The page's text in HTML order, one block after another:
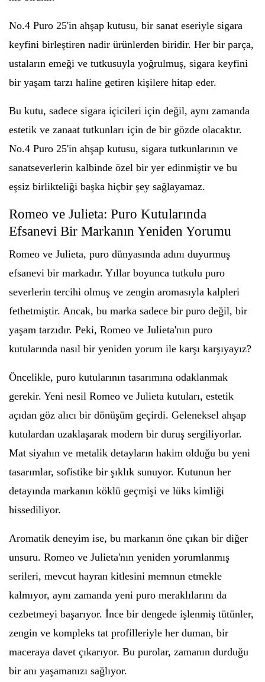
No.4 Puro 25'in ahşap kutusu, bir sanat eseriyle sigara
keyfini birleştiren nadir ürünlerden biridir. Her bir parça,
ustaların emeği ve tutkusuyla yoğrulmuş, sigara keyfini
bir yaşam tarzı haline getiren kişilere hitap eder.
Bu kutu, sadece sigara içicileri için değil, aynı zamanda
estetik ve zanaat tutkunları için de bir gözde olacaktır.
No.4 Puro 25'in ahşap kutusu, sigara tutkunlarının ve
sanatseverlerin kalbinde özel bir yer edinmiştir ve bu
eşsiz birlikteliği başka hiçbir şey sağlayamaz.
Romeo ve Julieta: Puro Kutularında
Efsanevi Bir Markanın Yeniden Yorumu
Romeo ve Julieta, puro dünyasında adını duyurmuş
efsanevi bir markadır. Yıllar boyunca tutkulu puro
severlerin tercihi olmuş ve zengin aromasıyla kalpleri
fethetmiştir. Ancak, bu marka sadece bir puro değil, bir
yaşam tarzıdır. Peki, Romeo ve Julieta'nın puro
kutularında nasıl bir yeniden yorum ile karşı karşıyayız?
Öncelikle, puro kutularının tasarımına odaklanmak
gerekir. Yeni nesil Romeo ve Julieta kutuları, estetik
açıdan göz alıcı bir dönüşüm geçirdi. Geleneksel ahşap
kutulardan uzaklaşarak modern bir duruş sergiliyorlar.
Mat siyahın ve metalik detayların hakim olduğu bu yeni
tasarımlar, sofistike bir şıklık sunuyor. Kutunun her
detayında markanın köklü geçmişi ve lüks kimliği
hissediliyor.
Aromatik deneyim ise, bu markanın öne çıkan bir diğer
unsuru. Romeo ve Julieta'nın yeniden yorumlanmış
serileri, mevcut hayran kitlesini memnun etmekle
kalmıyor, aynı zamanda yeni puro meraklılarını da
cezbetmeyi başarıyor. İnce bir dengede işlenmiş tütünler,
zengin ve kompleks tat profilleriyle her duman, bir
maceraya davet çıkarıyor. Bu purolar, zamanın durduğu
bir anı yaşamanızı sağlıyor.